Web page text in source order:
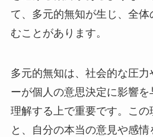
て、多元的無知が生じ、全
むことがあります。
多元的無知は、社会的な圧力
ーが個人の意思決定に影響
理解する上で重要です。こ
と、自分の本当の意見や感